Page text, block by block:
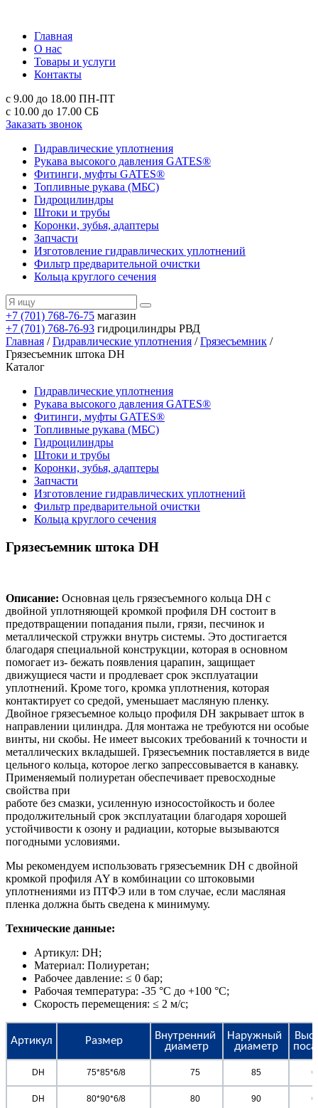
Главная
О нас
Товары и услуги
Контакты
с 9.00 до 18.00 ПН-ПТ
с 10.00 до 17.00 СБ
Заказать звонок
Гидравлические уплотнения
Рукава высокого давления GATES®
Фитинги, муфты GATES®
Топливные рукава (МБС)
Гидроцилиндры
Штоки и трубы
Коронки, зубья, адаптеры
Запчасти
Изготовление гидравлических уплотнений
Фильтр предварительной очистки
Кольца круглого сечения
+7 (701) 768-76-75 магазин
+7 (701) 768-76-93 гидроцилиндры РВД
Главная /Гидравлические уплотнения /Грязесъемник /
Грязесъемник штока DH
Каталог
Гидравлические уплотнения
Рукава высокого давления GATES®
Фитинги, муфты GATES®
Топливные рукава (МБС)
Гидроцилиндры
Штоки и трубы
Коронки, зубья, адаптеры
Запчасти
Изготовление гидравлических уплотнений
Фильтр предварительной очистки
Кольца круглого сечения
Грязесъемник штока DH
Описание: Основная цель грязесъемного кольца DH с
двойной уплотняющей кромкой профиля DH состоит в
предотвращении попадания пыли, грязи, песчинок и
металлической стружки внутрь системы. Это достигается
благодаря специальной конструкции, которая в основном
помогает из- бежать появления царапин, защищает
движущиеся части и продлевает срок эксплуатации
уплотнений. Кроме того, кромка уплотнения, которая
контактирует со средой, уменьшает масляную пленку.
Двойное грязесъемное кольцо профиля DH закрывает шток в
направлении цилиндра. Для монтажа не требуются ни особые
винты, ни скобы. Не имеет высоких требований к точности и
металлических вкладышей. Грязесъемник поставляется в виде
цельного кольца, которое легко запрессовывается в канавку.
Применяемый полиуретан обеспечивает превосходные
свойства при
работе без смазки, усиленную износостойкость и более
продолжительный срок эксплуатации благодаря хорошей
устойчивости к озону и радиации, которые вызываются
погодными условиями.
Мы рекомендуем использовать грязесъемник DH с двойной
кромкой профиля AY в комбинации со штоковыми
уплотнениями из ПТФЭ или в том случае, если масляная
пленка должна быть сведена к минимуму.
Технические данные:
Артикул: DH;
Материал: Полиуретан;
Рабочее давление: ≤ 0 бар;
Рабочая температура: -35 °C до +100 °C;
Скорость перемещения: ≤ 2 м/с;
Артикул Размер
Внутренний
диаметр
Наружный
диаметр
	75
85 6
	80
90 6